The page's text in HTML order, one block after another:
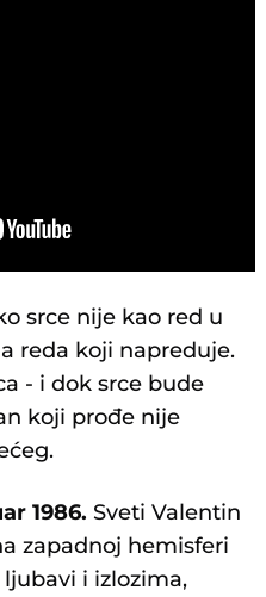
srce nije kao red u
reda koji napreduje.
- i dok srce bude
koji prođe nije
1986. Sveti Valentin
zapadnoj hemisferi
i izlozima,